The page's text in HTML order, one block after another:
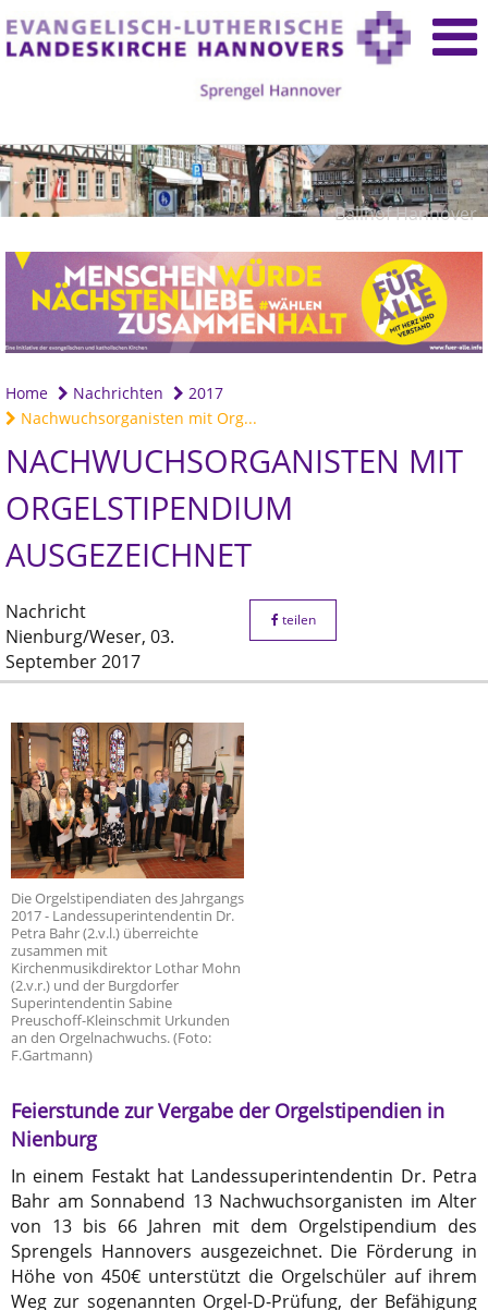
Ballhof Hannover
Home Nachrichten
2017
Nachwuchsorganisten mit Org...
NACHWUCHSORGANISTEN MIT
ORGELSTIPENDIUM
AUSGEZEICHNET
Nachricht
Nienburg/Weser, 03.
September 2017
teilen
Die Orgelstipendiaten des Jahrgangs
2017 - Landessuperintendentin Dr.
Petra Bahr (2.v.l.) überreichte
zusammen mit
Kirchenmusikdirektor Lothar Mohn
(2.v.r.) und der Burgdorfer
Superintendentin Sabine
Preuschoff-Kleinschmit Urkunden
an den Orgelnachwuchs. (Foto:
F.Gartmann)
Feierstunde zur Vergabe der Orgelstipendien in
Nienburg
In einem Festakt hat Landessuperintendentin Dr. Petra
Bahr am Sonnabend 13 Nachwuchsorganisten im Alter
von 13 bis 66 Jahren mit dem Orgelstipendium des
Sprengels Hannovers ausgezeichnet. Die Förderung in
Höhe von 450€ unterstützt die Orgelschüler auf ihrem
Weg zur sogenannten Orgel-D-Prüfung, der Befähigung